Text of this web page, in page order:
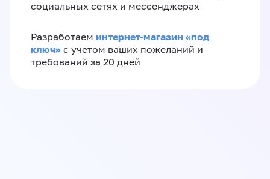
социальных сетях и мессенджерах
Разработаем интернет-магазин «‎под
ключ»‎ с учетом ваших пожеланий и
требований за 20 дней